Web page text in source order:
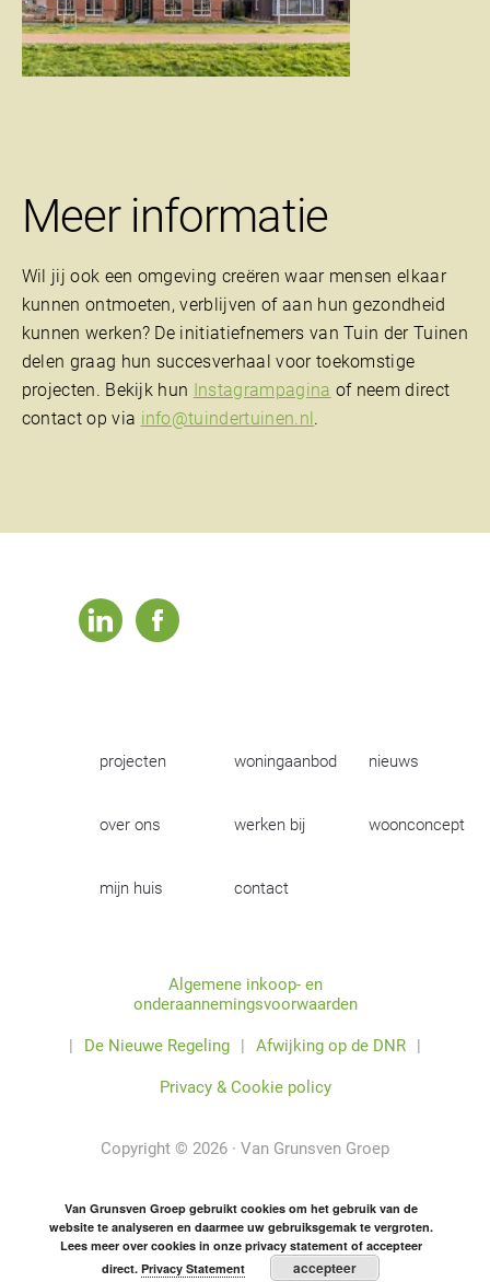
Meer informatie
Wil jij ook een omgeving creëren waar mensen elkaar
kunnen ontmoeten, verblijven of aan hun gezondheid
kunnen werken? De initiatiefnemers van Tuin der Tuinen
delen graag hun succesverhaal voor toekomstige
projecten. Bekijk hun Instagrampagina of neem direct
contact op via info@tuindertuinen.nl .
linkedinfacebook
projecten woningaanbod nieuws
over ons werken bij woonconcept
mijn huis contact
Algemene inkoop- en
onderaannemingsvoorwaarden
| De Nieuwe Regeling | Afwijking op de DNR |
Privacy & Cookie policy
Copyright © 2026 · Van Grunsven Groep
Van Grunsven Groep gebruikt cookies om het gebruik van de
website te analyseren en daarmee uw gebruiksgemak te vergroten.
Lees meer over cookies in onze privacy statement of accepteer
direct.Privacy Statement accepteer